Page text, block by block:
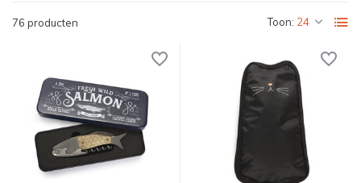
76 producten Toon: